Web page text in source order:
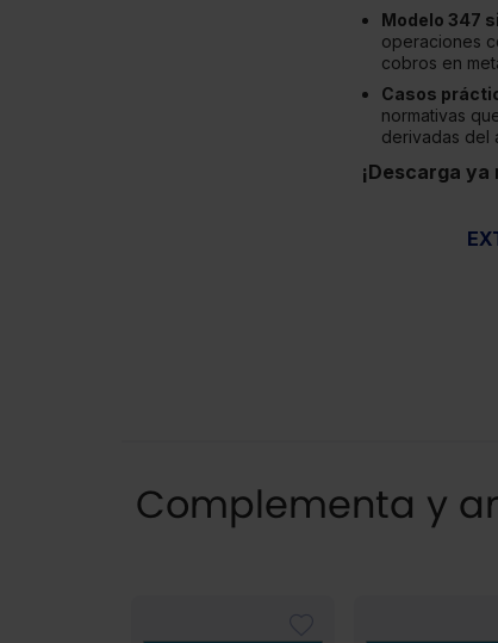
Modelo 347
operaciones
cobros en
Casos
normativas
derivadas del
¡Descarga
Complementa y